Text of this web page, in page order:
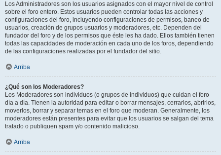
Los Administradores son los usuarios asignados con el mayor nivel de control
sobre el foro entero. Estos usuarios pueden controlar todas las acciones y
configuraciones del foro, incluyendo configuraciones de permisos, baneo de
usuarios, creación de grupos usuarios y moderadores, etc. Dependen del
fundador del foro y de los permisos que éste les ha dado. Ellos también tienen
todas las capacidades de moderación en cada uno de los foros, dependiendo
de las configuraciones realizadas por el fundador del sitio.
Arriba
¿Qué son los Moderadores?
Los Moderadores son individuos (o grupos de individuos) que cuidan el foro
día a día. Tienen la autoridad para editar o borrar mensajes, cerrarlos, abrirlos,
moverlos, borrar y separar temas en el foro que moderan. Generalmente, los
moderadores están presentes para evitar que los usuarios se salgan del tema
tratado o publiquen spam y/o contenido malicioso.
Arriba